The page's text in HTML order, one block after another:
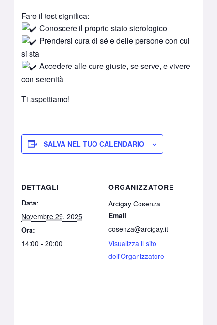
Fare il test significa:
Conoscere il proprio stato sierologico
Prendersi cura di sé e delle persone con cui
si sta
Accedere alle cure giuste, se serve, e vivere
con serenità
Ti aspettiamo!
SALVA NEL TUO CALENDARIO
DETTAGLI
Data:
Novembre 29, 2025
Ora:
14:00 - 20:00
ORGANIZZATORE
Arcigay Cosenza
Email
cosenza@arcigay.it
Visualizza il sito
dell'Organizzatore